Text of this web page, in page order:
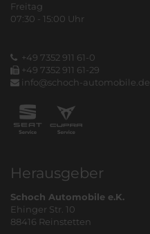
Freitag
07:30 - 15:00 Uhr
+49 7352 911 61-0
+49 7352 911 61-29
info@schoch-automobile.de
Herausgeber
Schoch Automobile e.K.
Ehinger Str. 10
88416 Reinstetten